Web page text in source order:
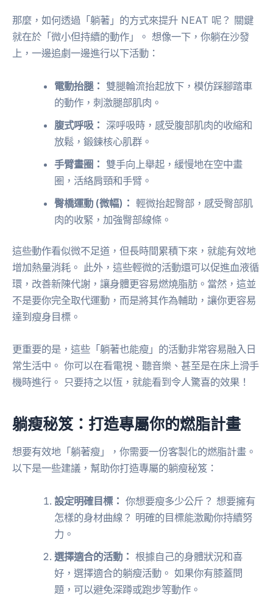
那麼，如何透過「躺著」的方式來提升 NEAT 呢？ 關鍵
就在於「微小但持續的動作」。 想像一下，你躺在沙發
上，一邊追劇一邊進行以下活動：
電動抬腿： 雙腿輪流抬起放下，模仿踩腳踏車
的動作，刺激腿部肌肉。
腹式呼吸： 深呼吸時，感受腹部肌肉的收縮和
放鬆，鍛鍊核心肌群。
手臂畫圈： 雙手向上舉起，緩慢地在空中畫
圈，活絡肩頸和手臂。
臀橋運動 (微幅)： 輕微抬起臀部，感受臀部肌
肉的收緊，加強臀部線條。
這些動作看似微不足道，但長時間累積下來，就能有效地
增加熱量消耗。 此外，這些輕微的活動還可以促進血液循
環，改善新陳代謝，讓身體更容易燃燒脂肪。當然，這並
不是要你完全取代運動，而是將其作為輔助，讓你更容易
達到瘦身目標。
更重要的是，這些「躺著也能瘦」的活動非常容易融入日
常生活中。 你可以在看電視、聽音樂、甚至是在床上滑手
機時進行。 只要持之以恆，就能看到令人驚喜的效果！
躺瘦秘笈：打造專屬你的燃脂計畫
想要有效地「躺著瘦」，你需要一份客製化的燃脂計畫。
以下是一些建議，幫助你打造專屬的躺瘦秘笈：
設定明確目標： 你想要瘦多少公斤？ 想要擁有
怎樣的身材曲線？ 明確的目標能激勵你持續努
力。
選擇適合的活動： 根據自己的身體狀況和喜
好，選擇適合的躺瘦活動。 如果你有膝蓋問
題，可以避免深蹲或跑步等動作。